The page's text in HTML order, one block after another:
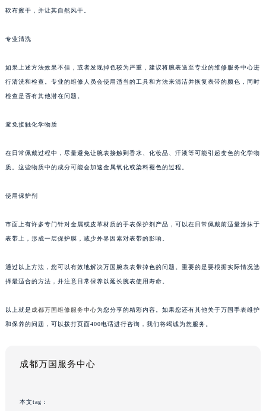
软布擦干，并让其自然风干。
专业清洗
如果上述方法效果不佳，或者发现掉色较为严重，建议将腕表送至专业的维修服务中心进
行清洗和检查。专业的维修人员会使用适当的工具和方法来清洁并恢复表带的颜色，同时
检查是否有其他潜在问题。
避免接触化学物质
在日常佩戴过程中，尽量避免让腕表接触到香水、化妆品、汗液等可能引起变色的化学物
质。这些物质中的成分可能会加速金属氧化或染料褪色的过程。
使用保护剂
市面上有许多专门针对金属或皮革材质的手表保护剂产品，可以在日常佩戴前适量涂抹于
表带上，形成一层保护膜，减少外界因素对表带的影响。
通过以上方法，您可以有效地解决万国腕表表带掉色的问题。重要的是要根据实际情况选
择最适合的方法，并注意日常保养以延长腕表使用寿命。
以上就是 成都万国维修服务中心为您分享的精彩内容。如果您还有其他关于万国手表维护
和保养的问题，可以拨打页面400电话进行咨询，我们将竭诚为您服务。
成都万国服务中心
本文tag：